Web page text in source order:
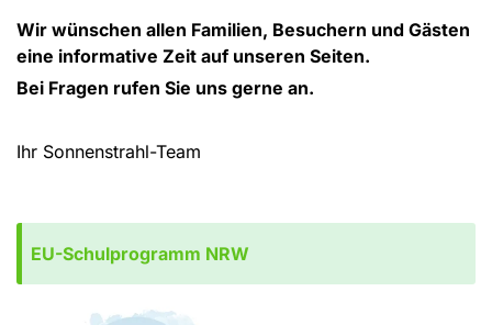
Wir wünschen allen Familien, Besuchern und Gästen
eine informative Zeit auf unseren Seiten.
Bei Fragen rufen Sie uns gerne an.
Ihr Sonnenstrahl-Team
EU-Schulprogramm NRW